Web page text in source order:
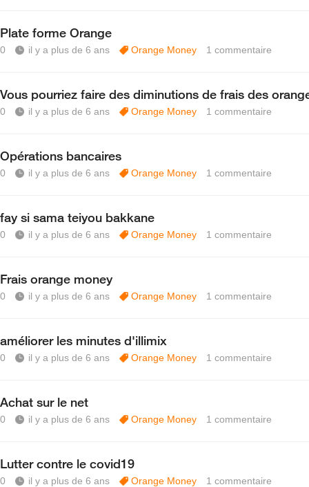
Plate forme Orange
0 il y a plus de 6 ans Orange Money 1 commentaire
Vous pourriez faire des diminutions de frais des
0 il y a plus de 6 ans Orange Money 1 commentaire
Opérations bancaires
0 il y a plus de 6 ans Orange Money 1 commentaire
fay si sama teiyou bakkane
0 il y a plus de 6 ans Orange Money 1 commentaire
Frais orange money
0 il y a plus de 6 ans Orange Money 1 commentaire
améliorer les minutes d'illimix
0 il y a plus de 6 ans Orange Money 1 commentaire
Achat sur le net
0 il y a plus de 6 ans Orange Money 1 commentaire
Lutter contre le covid19
0 il y a plus de 6 ans Orange Money 1 commentaire